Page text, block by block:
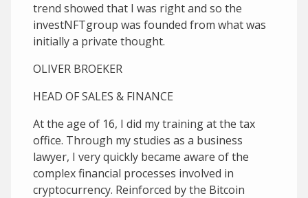
trend showed that I was right and so the
investNFTgroup was founded from what was
initially a private thought.
OLIVER BROEKER
HEAD OF SALES & FINANCE
At the age of 16, I did my training at the tax
office. Through my studies as a business
lawyer, I very quickly became aware of the
complex financial processes involved in
cryptocurrency. Reinforced by the Bitcoin